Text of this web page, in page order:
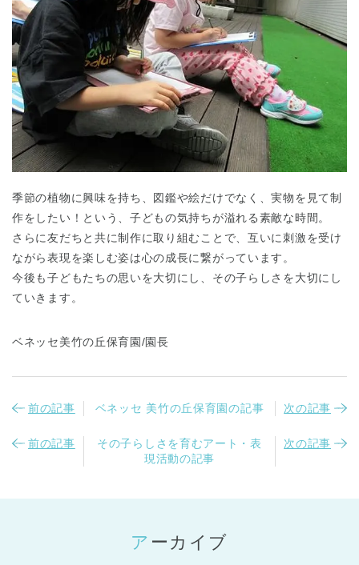
季節の植物に興味を持ち、図鑑や絵だけでなく、実物を見て制
作をしたい！という、子どもの気持ちが溢れる素敵な時間。
さらに友だちと共に制作に取り組むことで、互いに刺激を受け
ながら表現を楽しむ姿は心の成長に繋がっています。
今後も子どもたちの思いを大切にし、その子らしさを大切にし
ていきます。
ベネッセ美竹の丘保育園/園長
前の記事 ベネッセ 美竹の丘保育園の記事 次の記事
前の記事
その子らしさを育むアート・表
現活動の記事
次の記事
アーカイブ